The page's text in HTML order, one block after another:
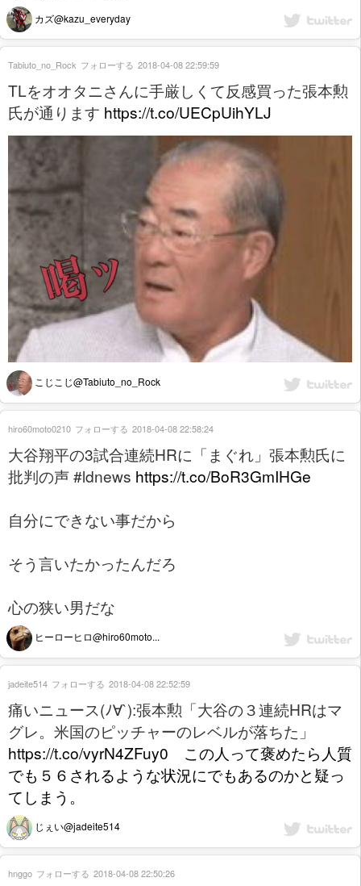
カズ@kazu_everyday
TLをオオタニさんに手厳しくて反感買った張本勲
氏が通ります https://t.co/UECpUihYLJ
こじこじ@Tabiuto_no_Rock
Tabiuto_no_Rock フォローする 2018-04-08 22:59:59
大谷翔平の3試合連続HRに「まぐれ」張本勲氏に
批判の声 #ldnews https://t.co/BoR3GmIHGe
自分にできない事だから
そう言いたかったんだろ
心の狭い男だな
ヒーローヒロ@hiro60moto...
hiro60moto0210 フォローする 2018-04-08 22:58:24
痛いニュース(ﾉ∀`):張本勲「大谷の３連続HRはマ
グレ。米国のピッチャーのレベルが落ちた」
https://t.co/vyrN4ZFuy0 この人って褒めたら人質
でも５６されるような状況にでもあるのかと疑っ
てしまう。
じぇい@jadeite514
jadeite514 フォローする 2018-04-08 22:52:59
hnggo フォローする 2018-04-08 22:50:26